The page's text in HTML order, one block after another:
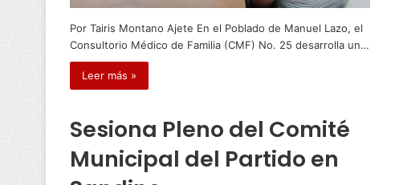
Por Tairis Montano Ajete En el Poblado de Manuel Lazo, el
Consultorio Médico de Familia (CMF) No. 25 desarrolla un…
Leer más »
Sesiona Pleno del Comité
Municipal del Partido en